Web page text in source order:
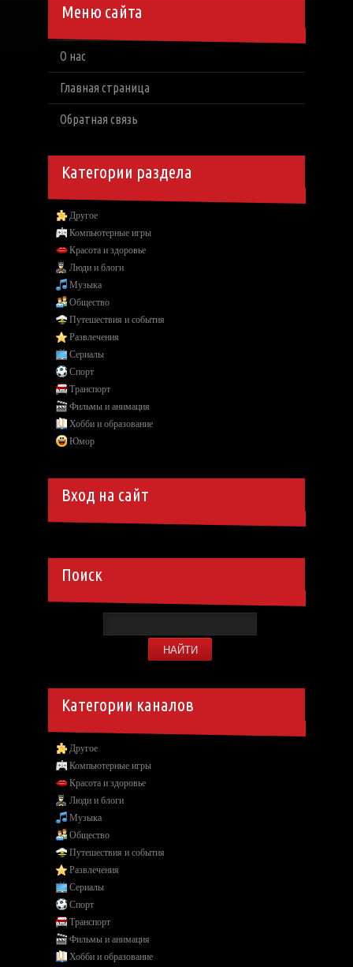
Меню сайта
О нас
Главная страница
Обратная связь
Категории раздела
Другое
Компьютерные игры
Красота и здоровье
Люди и блоги
Музыка
Общество
Путешествия и события
Развлечения
Сериалы
Спорт
Транспорт
Фильмы и анимация
Хобби и образование
Юмор
Вход на сайт
Поиск
Категории каналов
Другое
Компьютерные игры
Красота и здоровье
Люди и блоги
Музыка
Общество
Путешествия и события
Развлечения
Сериалы
Спорт
Транспорт
Фильмы и анимация
Хобби и образование